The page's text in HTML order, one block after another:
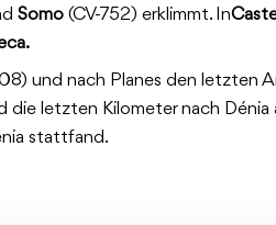
Somo (CV-752) erklimmt. In
und nach Planes den letzten
die letzten Kilometer nach Dénia
stattfand.